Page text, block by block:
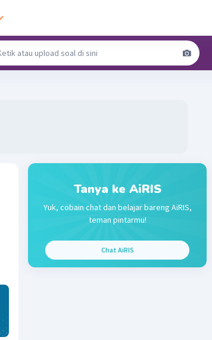
Tanya ke AiRIS
Yuk, cobain chat dan belajar bareng AiRIS,
teman pintarmu!
Chat AiRIS